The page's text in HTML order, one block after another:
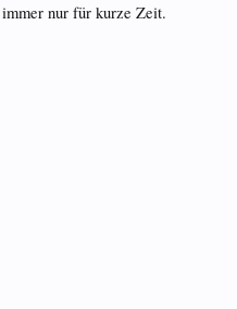
nur für kurze Zeit.